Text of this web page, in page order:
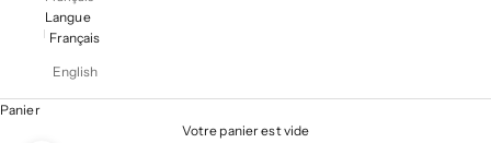
Langue
Français
English
Panier
Votre panier est vide